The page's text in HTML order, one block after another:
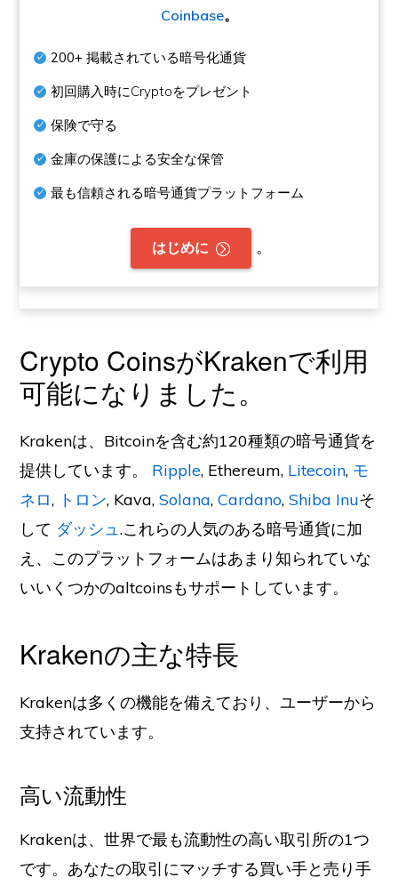
Coinbase。
200+ 掲載されている暗号化通貨
初回購入時にCryptoをプレゼント
保険で守る
金庫の保護による安全な保管
最も信頼される暗号通貨プラットフォーム
はじめに 。
Crypto CoinsがKrakenで利用
可能になりました。
Krakenは、Bitcoinを含む約120種類の暗号通貨を
提供しています。 Ripple, Ethereum, Litecoin, モ
ネロ, トロン, Kava,Solana,Cardano,Shiba Inuそ
して ダッシュ.これらの人気のある暗号通貨に加
え、このプラットフォームはあまり知られていな
いいくつかのaltcoinsもサポートしています。
Krakenの主な特長
Krakenは多くの機能を備えており、ユーザーから
支持されています。
高い流動性
Krakenは、世界で最も流動性の高い取引所の1つ
です。あなたの取引にマッチする買い手と売り手